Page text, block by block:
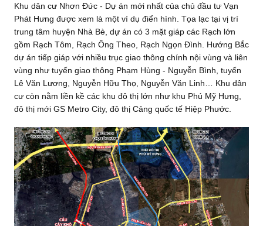
Khu dân cư Nhơn Đức - Dự án mới nhất của chủ đầu tư Vạn
Phát Hưng được xem là một ví dụ điển hình. Tọa lạc tại vị trí
trung tâm huyện Nhà Bè, dự án có 3 mặt giáp các Rạch lớn
gồm Rạch Tôm, Rạch Ông Theo, Rạch Ngọn Đình. Hướng Bắc
dự án tiếp giáp với nhiều trục giao thông chính nội vùng và liên
vùng như tuyến giao thông Phạm Hùng - Nguyễn Bình, tuyến
Lê Văn Lương, Nguyễn Hữu Thọ, Nguyễn Văn Linh… Khu dân
cư còn nằm liền kề các khu đô thị lớn như khu Phú Mỹ Hưng,
đô thị mới GS Metro City, đô thị Cảng quốc tế Hiệp Phước.